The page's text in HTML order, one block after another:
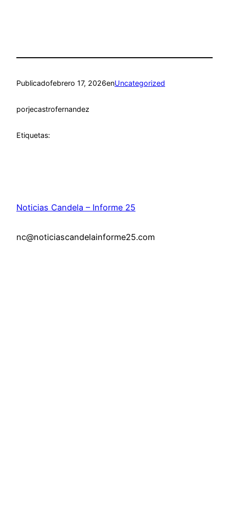
Publicadofebrero 17, 2026enUncategorized
porjecastrofernandez
Etiquetas:
Noticias Candela – Informe 25
nc@noticiascandelainforme25.com